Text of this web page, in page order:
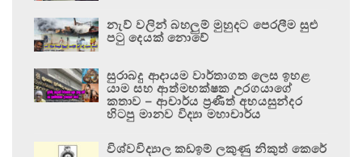
නැව් වලින් බහලුම් මුහුදට පෙරලීම සුළු
පටු දෙයක් නොවේ
සුරාබදු ආදායම වාර්තාගත ලෙස ඉහළ
යාම සහ ආත්මභක්ෂක උරගයාගේ
කතාව – ආචාර්ය ප්‍රණීත් අභයසුන්දර
හිටපු මානව විද්‍යා මහාචාර්ය
විශ්වවිද්‍යාල කඩඉම් ලකුණු නිකුත් කෙරේ